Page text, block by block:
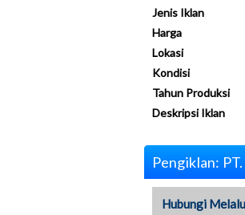
Jenis Iklan
Harga
Lokasi
Kondisi
Tahun Produksi
Deskripsi Iklan
Pengiklan:
Hubungi